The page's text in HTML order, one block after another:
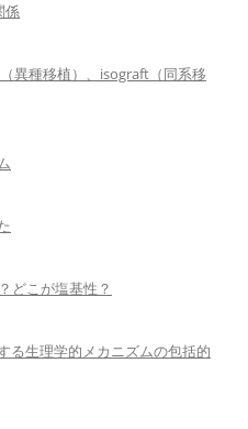
係
異種移植）、isograft（同系移
どこが塩基性？
る生理学的メカニズムの包括的